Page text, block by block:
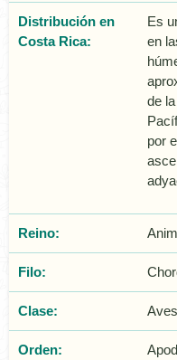
Distribución en
Costa Rica:
Es
en
de
por
Reino:
Filo:
Clase: Aves
Orden: